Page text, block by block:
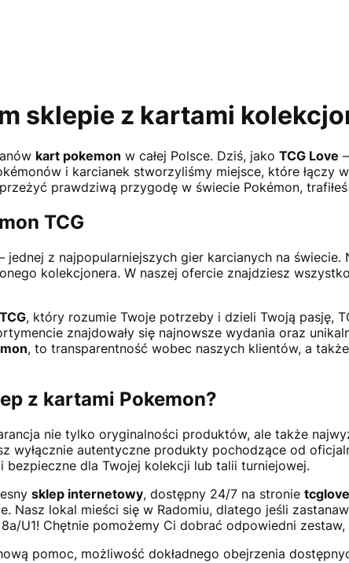
sklepie z kartami
kart pokemon w całej Polsce. Dziś, jako TCG Love
i karcianek stworzyliśmy miejsce, które łączy
prawdziwą przygodę w świecie Pokémon, trafiłeś
TCG
jednej z najpopularniejszych gier karcianych na
kolekcjonera. W naszej ofercie znajdziesz
, który rozumie Twoje potrzeby i dzieli Twoją pasję,
znajdowały się najnowsze wydania oraz
, to transparentność wobec naszych klientów, a
z kartami Pokemon?
nie tylko oryginalności produktów, ale także
wyłącznie autentyczne produkty pochodzące od
bezpieczne dla Twojej kolekcji lub talii turniejowej.
sklep internetowy, dostępny 24/7 na stronie
lokal mieści się w Radomiu, dlatego jeśli
U1! Chętnie pomożemy Ci dobrać odpowiedni
pomoc, możliwość dokładnego obejrzenia